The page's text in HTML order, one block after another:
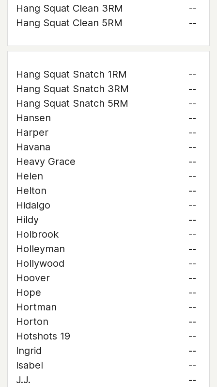
Hang Squat Clean 3RM
--
Hang Squat Clean 5RM
--
Hang Squat Snatch 1RM
--
Hang Squat Snatch 3RM
--
Hang Squat Snatch 5RM
--
Hansen
--
Harper
--
Havana
--
Heavy Grace
--
Helen
--
Helton
--
Hidalgo
--
Hildy
--
Holbrook
--
Holleyman
--
Hollywood
--
Hoover
--
Hope
--
Hortman
--
Horton
--
Hotshots 19
--
Ingrid
--
Isabel
--
J.J.
--